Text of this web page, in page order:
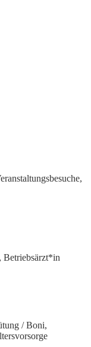
Betriebsärzt*in
/ Boni,